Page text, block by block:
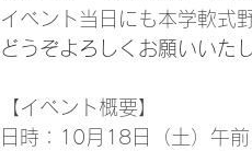
イベント当日にも本学軟式
どうぞよろしくお願いいた
【イベント概要】
日時：10月18日（土）午